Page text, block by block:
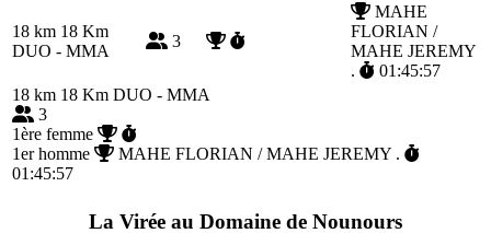
18 km 18 Km
DUO - MMA
3
MAHE
FLORIAN /
MAHE JEREMY
.
01:45:57
18 km 18 Km DUO - MMA
3
1ère femme
1er homme
MAHE FLORIAN / MAHE JEREMY .
01:45:57
La Virée au Domaine de Nounours